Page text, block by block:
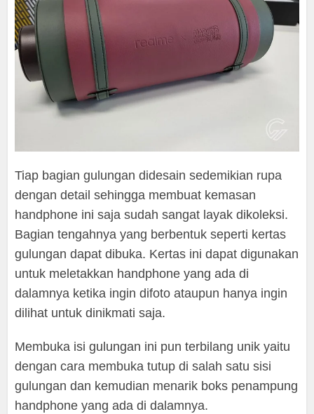
Tiap bagian gulungan didesain sedemikian rupa
dengan detail sehingga membuat kemasan
handphone ini saja sudah sangat layak dikoleksi.
Bagian tengahnya yang berbentuk seperti kertas
gulungan dapat dibuka. Kertas ini dapat digunakan
untuk meletakkan handphone yang ada di
dalamnya ketika ingin difoto ataupun hanya ingin
dilihat untuk dinikmati saja.
Membuka isi gulungan ini pun terbilang unik yaitu
dengan cara membuka tutup di salah satu sisi
gulungan dan kemudian menarik boks penampung
handphone yang ada di dalamnya.